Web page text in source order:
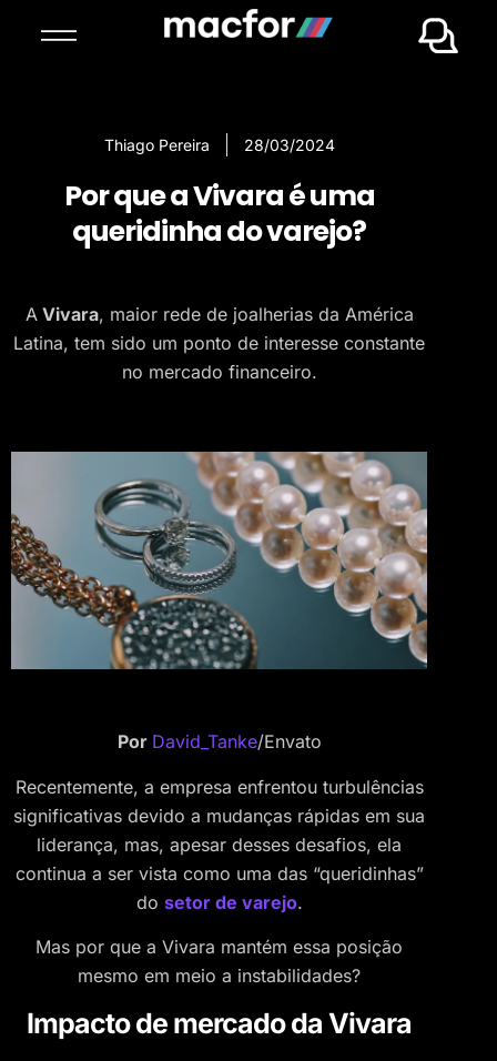
Thiago Pereira 28/03/2024
Por que a Vivara é uma
queridinha do varejo?
AVivara, maior rede de joalherias da América
Latina, tem sido um ponto de interesse constante
no mercado financeiro.
Por David_Tanke/Envato
Recentemente, a empresa enfrentou turbulências
significativas devido a mudanças rápidas em sua
liderança, mas, apesar desses desafios, ela
continua a ser vista como uma das “queridinhas”
do setor de varejo.
Mas por que a Vivara mantém essa posição
mesmo em meio a instabilidades?
Impacto de mercado da Vivara